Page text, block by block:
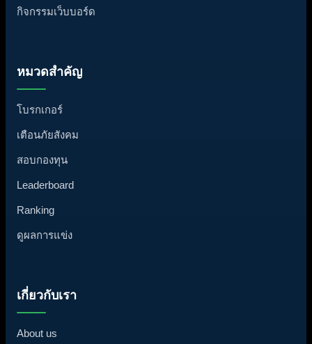
กิจกรรมเว็บบอร์ด
หมวดสำคัญ
โบรกเกอร์
เตือนภัยสังคม
สอบกองทุน
Leaderboard
Ranking
ดูผลการแข่ง
เกี่ยวกับเรา
About us